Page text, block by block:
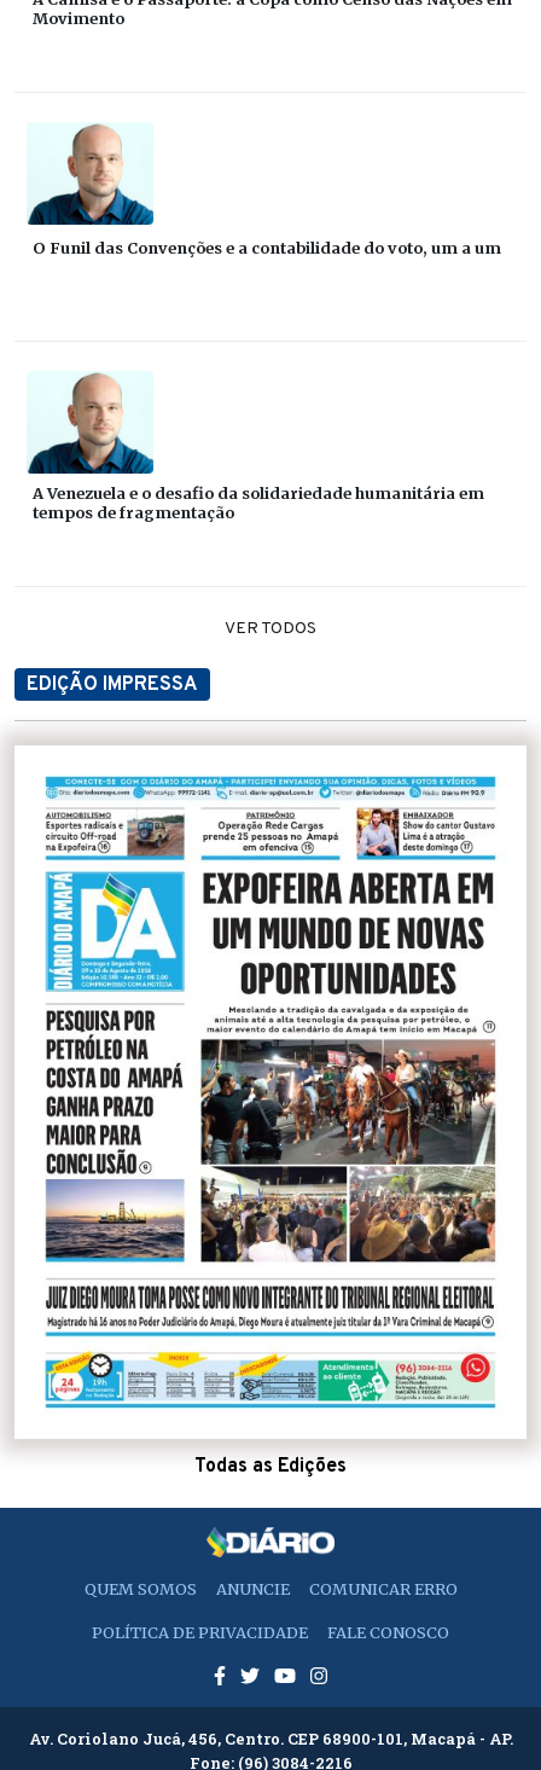
Movimento
O Funil das Convenções e a contabilidade do voto, um a um
A Venezuela e o desafio da solidariedade humanitária em
tempos de fragmentação
VER TODOS
EDIÇÃO IMPRESSA
Todas as Edições
QUEM SOMOS ANUNCIE COMUNICAR ERRO
POLÍTICA DE PRIVACIDADE FALE CONOSCO
Av. Coriolano Jucá, 456, Centro. CEP 68900-101, Macapá - AP.
Fone: (96) 3084-2216